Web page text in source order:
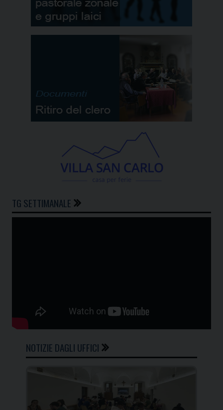
TG SETTIMANALE
NOTIZIE DAGLI UFFICI